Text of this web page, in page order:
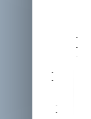
-
-
-
-
-
-
-